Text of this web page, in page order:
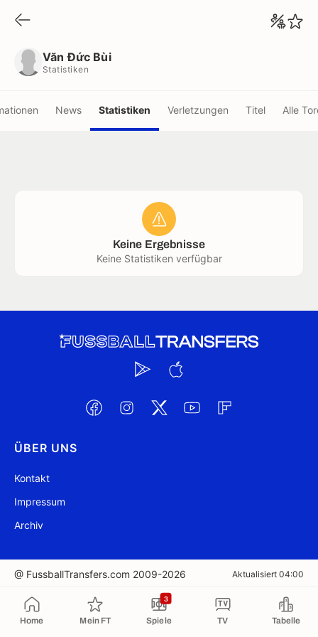
Home Mein FT Spiele
3
TV Tabelle
Văn Đức Bùi
Statistiken
News Statistiken Verletzungen Titel Alle
Keine Ergebnisse
Keine Statistiken verfügbar
ÜBER UNS
Kontakt
Impressum
Archiv
@ FussballTransfers.com 2009-2026 Aktualisiert 04:00
In die Zwischenablage kopiert